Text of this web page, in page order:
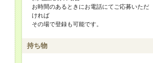
お時間のあるときにお電話にてご応募いただ
ければ
その場で登録も可能です。
持ち物